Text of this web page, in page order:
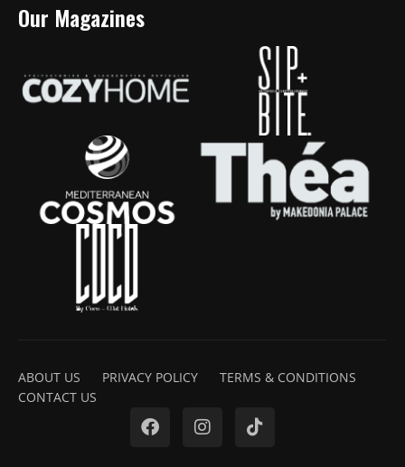
Our Magazines
ABOUT US PRIVACY POLICY
TERMS & CONDITIONS
CONTACT US